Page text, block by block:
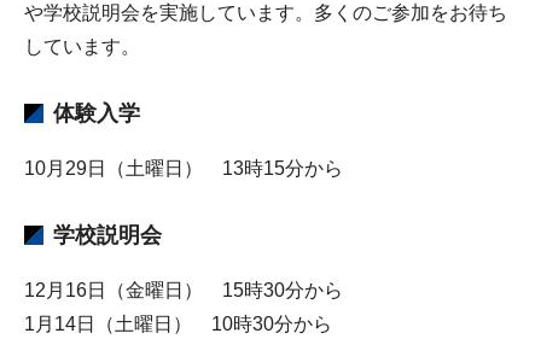
や学校説明会を実施しています。多くのご参加をお待ち
しています。
体験入学
10月29日（土曜日） 13時15分から
学校説明会
12月16日（金曜日） 15時30分から
1月14日（土曜日） 10時30分から